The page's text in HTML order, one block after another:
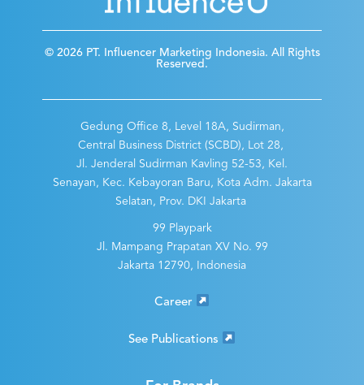
© 2026 PT. Influencer Marketing Indonesia. All Rights
Reserved.
Gedung Office 8, Level 18A, Sudirman,
Central Business District (SCBD), Lot 28,
Jl. Jenderal Sudirman Kavling 52-53, Kel.
Senayan, Kec. Kebayoran Baru, Kota Adm. Jakarta
Selatan, Prov. DKI Jakarta
99 Playpark
Jl. Mampang Prapatan XV No. 99
Jakarta 12790, Indonesia
Career
See Publications